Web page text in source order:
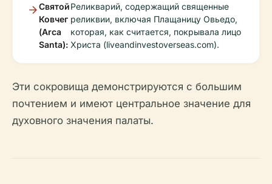
Святой
Ковчег
(Arca
Santa):
Реликварий, содержащий священные
реликвии, включая Плащаницу Овьедо,
которая, как считается, покрывала лицо
Христа (liveandinvestoverseas.com).
Эти сокровища демонстрируются с большим
почтением и имеют центральное значение для
духовного значения палаты.